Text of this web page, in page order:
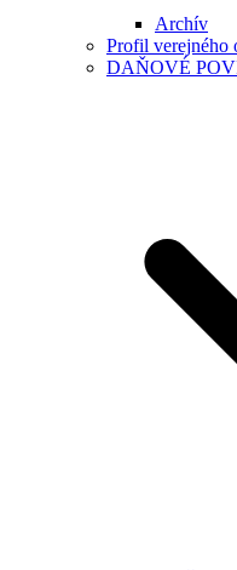
Archív
Profil verejného
DAŇOVÉ